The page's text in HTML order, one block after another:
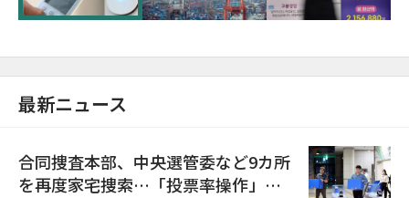
最新ニュース
合同捜査本部、中央選管委など9カ所
を再度家宅捜索…「投票率操作」の